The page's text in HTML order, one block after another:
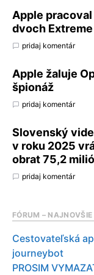
Apple
dvoch
pridaj komentár
Apple žaluje
špionáž
pridaj komentár
Slovenský
v roku 2025
obrat 75,2
pridaj komentár
FÓRUM – NAJNOVŠIE
Cestovateľská
journeybot
PROSIM